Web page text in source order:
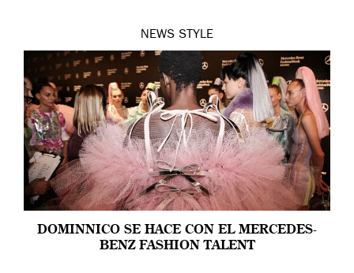
NEWS STYLE
DOMINNICO SE HACE CON EL MERCEDES-
BENZ FASHION TALENT